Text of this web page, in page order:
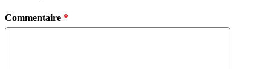
Commentaire *